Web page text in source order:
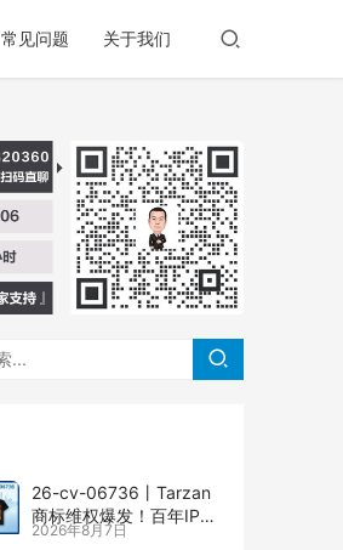
常见问题 关于我们
26-cv-06736㇑Tarzan
商标维权爆发！百年IP下
场TRO横扫多个类目
2026年8月7日